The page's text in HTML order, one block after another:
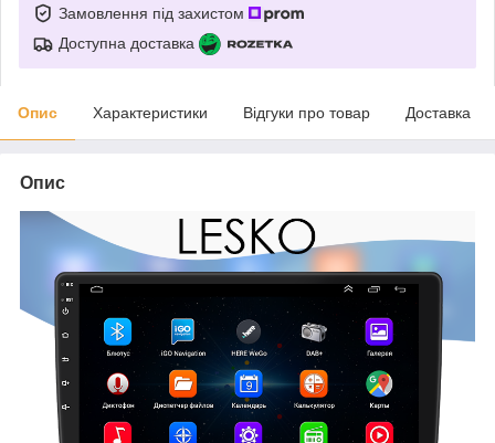
Замовлення під захистом
Доступна доставка
Опис Характеристики Відгуки про товар Доставка
Опис